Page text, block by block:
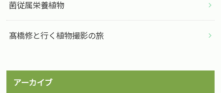
菌従属栄養植物
髙橋修と行く植物撮影の旅
アーカイブ